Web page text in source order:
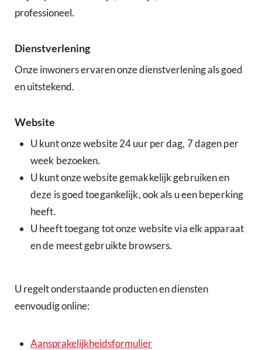
professioneel.
Dienstverlening
Onze inwoners ervaren onze dienstverlening als goed
en uitstekend.
Website
U kunt onze website 24 uur per dag, 7 dagen per
week bezoeken.
U kunt onze website gemakkelijk gebruiken en
deze is goed toegankelijk, ook als u een beperking
heeft.
U heeft toegang tot onze website via elk apparaat
en de meest gebruikte browsers.
U regelt onderstaande producten en diensten
eenvoudig online:
Aansprakelijkheidsformulier